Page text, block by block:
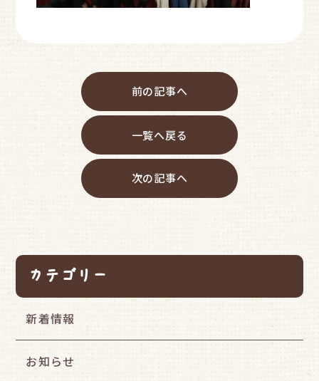
前の記事へ
一覧へ戻る
次の記事へ
カテゴリー
新着情報
お知らせ